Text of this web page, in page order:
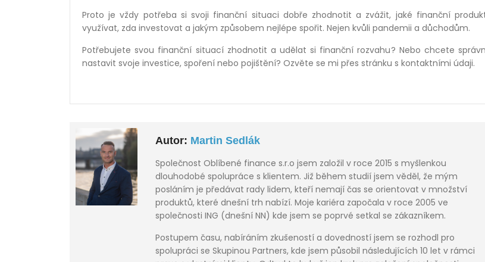
Proto je vždy potřeba si svoji finanční situaci dobře zhodnotit a zvážit, jaké finanční
využívat, zda investovat a jakým způsobem nejlépe spořit. Nejen kvůli pandemii a důchodům.
Potřebujete svou finanční situací zhodnotit a udělat si finanční rozvahu? Nebo chcete
nastavit svoje investice, spoření nebo pojištění? Ozvěte se mi přes stránku s kontaktními údaji.
Autor: Martin Sedlák
Společnost Oblíbené finance s.r.o jsem založil v roce 2015 s myšlenkou
dlouhodobé spolupráce s klientem. Již během studií jsem věděl, že mým
posláním je předávat rady lidem, kteří nemají čas se orientovat v množství
produktů, které dnešní trh nabízí. Moje kariéra započala v roce 2005 ve
společnosti ING (dnešní NN) kde jsem se poprvé setkal se zákazníkem.
Postupem času, nabíráním zkušeností a dovedností jsem se rozhodl pro
spolupráci se Skupinou Partners, kde jsem působil následujících 10 let v rámci